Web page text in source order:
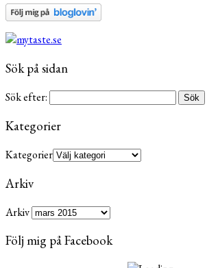
Sök på sidan
Sök efter:
Kategorier
Kategorier
Arkiv
Arkiv
Följ mig på Facebook